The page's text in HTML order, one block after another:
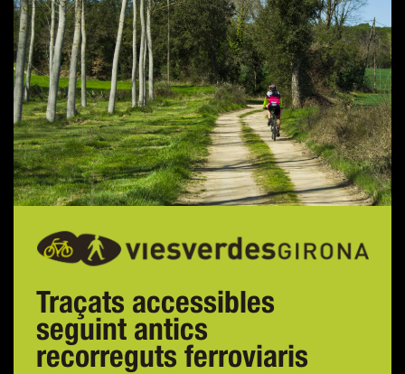
Traçats accessibles
seguint antics
recorreguts ferroviaris